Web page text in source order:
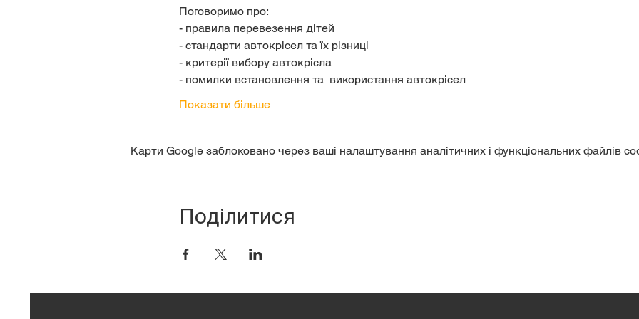
Поговоримо про:
- правила перевезення дітей
- стандарти автокрісел та їх різниці
- критерії вибору автокрісла
- помилки встановлення та  використання автокрісел
Показати більше
Карти Google заблоковано через ваші налаштування аналітичних і функціональних файлів
Поділитися